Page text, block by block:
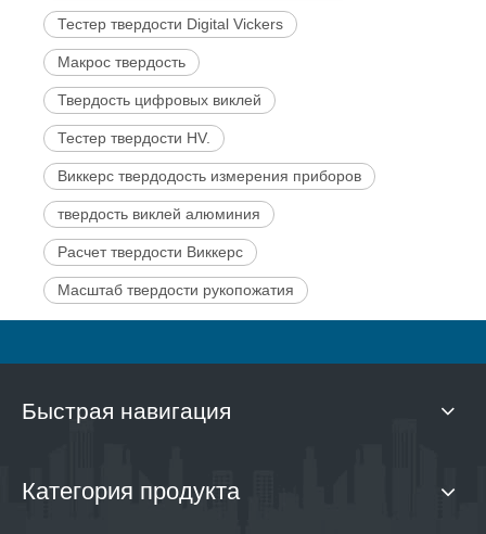
Тестер твердости Digital Vickers
Макрос твердость
Твердость цифровых виклей
Тестер твердости HV.
Виккерс твердодость измерения приборов
твердость виклей алюминия
Расчет твердости Виккерс
Масштаб твердости рукопожатия
Быстрая навигация
Категория продукта